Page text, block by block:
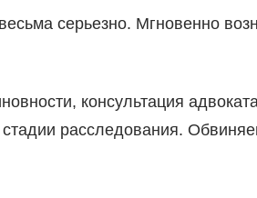
серьезно. Мгновенно
консультация
расследования.